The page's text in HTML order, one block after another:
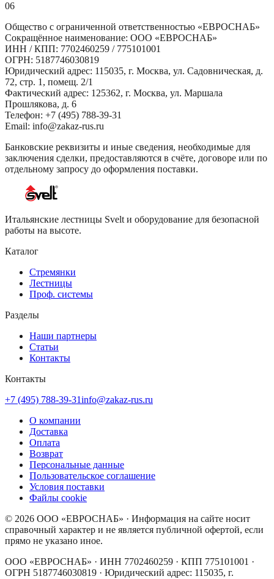
06
Общество с ограниченной ответственностью «ЕВРОСНАБ»
Сокращённое наименование: ООО «ЕВРОСНАБ»
ИНН / КПП: 7702460259 / 775101001
ОГРН: 5187746030819
Юридический адрес: 115035, г. Москва, ул. Садовническая, д.
72, стр. 1, помещ. 2/1
Фактический адрес: 125362, г. Москва, ул. Маршала
Прошлякова, д. 6
Телефон: +7 (495) 788-39-31
Email: info@zakaz-rus.ru
Банковские реквизиты и иные сведения, необходимые для
заключения сделки, предоставляются в счёте, договоре или по
отдельному запросу до оформления поставки.
Итальянские лестницы Svelt и оборудование для безопасной
работы на высоте.
Каталог
Стремянки
Лестницы
Проф. системы
Разделы
Наши партнеры
Статьи
Контакты
Контакты
+7 (495) 788-39-31info@zakaz-rus.ru
О компании
Доставка
Оплата
Возврат
Персональные данные
Пользовательское соглашение
Условия поставки
Файлы cookie
© 2026 ООО «ЕВРОСНАБ» · Информация на сайте носит
справочный характер и не является публичной офертой, если
прямо не указано иное.
ООО «ЕВРОСНАБ» · ИНН 7702460259 · КПП 775101001 ·
ОГРН 5187746030819 · Юридический адрес: 115035, г.